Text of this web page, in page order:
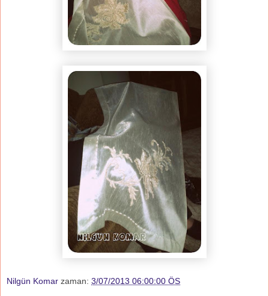
Nilgün Komar zaman: 3/07/2013 06:00:00 ÖS